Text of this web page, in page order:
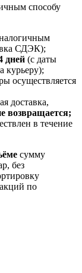
способу
СДЭК);
дней (с даты
курьеру);
осуществляется
доставка,
возвращается;
в течение
сумму
без
по